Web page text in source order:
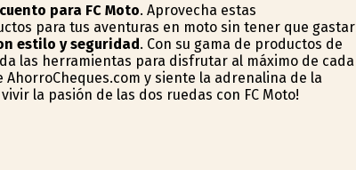
para FC Moto. Aprovecha estas
para tus aventuras en moto sin tener que gastar
estilo y seguridad. Con su gama de productos de
las herramientas para disfrutar al máximo de cada
y siente la adrenalina de la
la pasión de las dos ruedas con FC Moto!